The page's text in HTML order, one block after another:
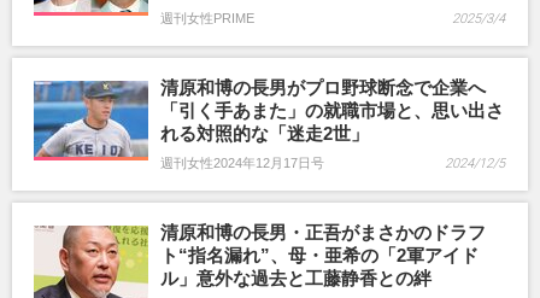
週刊女性PRIME 2025/3/4
清原和博の長男がプロ野球断念で企業へ
「引く手あまた」の就職市場と、思い出さ
れる対照的な「迷走2世」
週刊女性2024年12月17日号 2024/12/5
清原和博の長男・正吾がまさかのドラフ
ト“指名漏れ”、母・亜希の「2軍アイド
ル」意外な過去と工藤静香との絆